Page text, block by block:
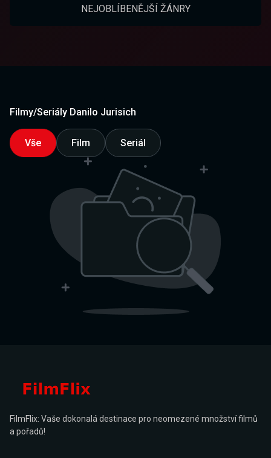
NEJOBLÍBENĚJŠÍ ŽÁNRY
Filmy/Seriály Danilo Jurisich
Vše Film Seriál
FilmFlix: Vaše dokonalá destinace pro neomezené množství filmů
a pořadů!